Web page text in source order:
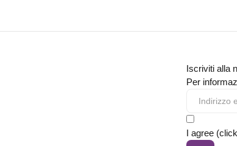
Iscriviti alla
Per
I agree